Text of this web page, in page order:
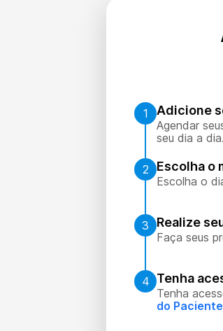
1 Adicione
Agendar
seu dia a dia.
2 Escolha o
Escolha o
3 Realize
Faça seus
4 Tenha
Tenha
do